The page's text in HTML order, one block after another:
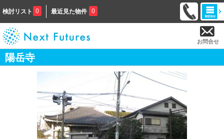
検討リスト 0 最近見た物件 0
お問合せ
陽岳寺